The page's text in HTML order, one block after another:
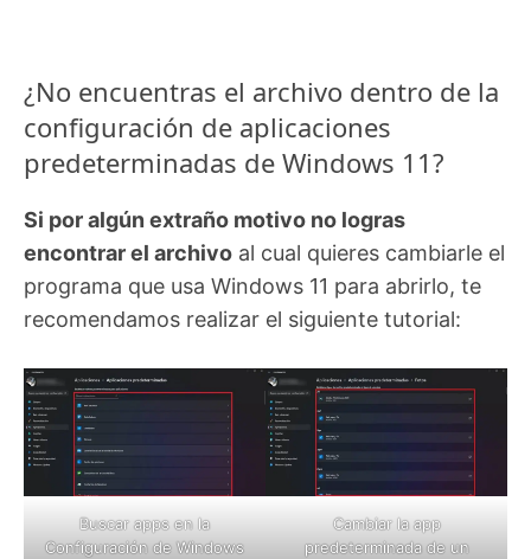
¿No encuentras el archivo dentro de la
configuración de aplicaciones
predeterminadas de Windows 11?
Si por algún extraño motivo no logras
encontrar el archivo al cual quieres cambiarle el
programa que usa Windows 11 para abrirlo, te
recomendamos realizar el siguiente tutorial:
Buscar apps en la
Configuración de Windows
Cambiar la app
predeterminada de un